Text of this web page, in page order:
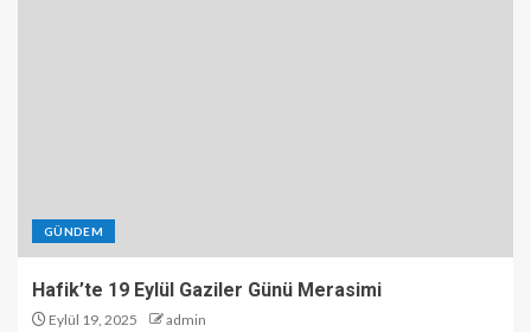
GÜNDEM
Hafik’te 19 Eylül Gaziler Günü Merasimi
Eylül 19, 2025 admin